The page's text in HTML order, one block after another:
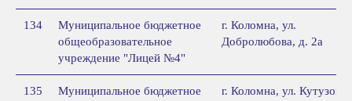
134
Муниципальное бюджетное
общеобразовательное
учреждение "Лицей №4"
г. Коломна, ул.
Добролюбова, д. 2а
135
Муниципальное бюджетное
г. Коломна, ул. Кутузова,